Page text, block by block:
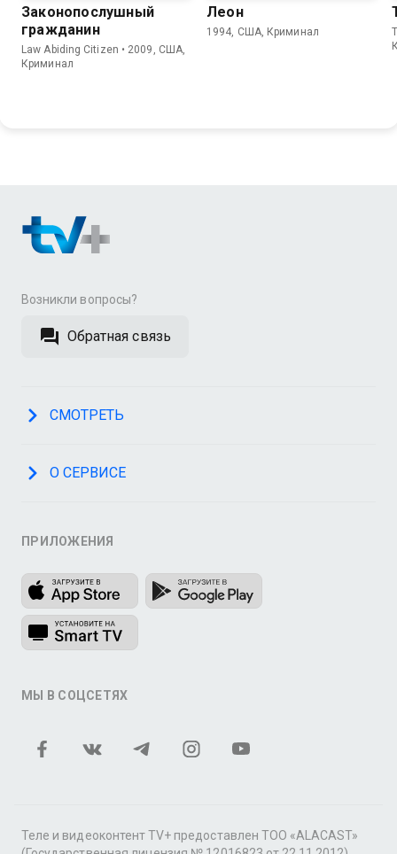
Законопослушный
гражданин
Law Abiding Citizen • 2009, США,
Криминал
Леон
1994, США, Криминал
Возникли вопросы?
Обратная связь
СМОТРЕТЬ
О СЕРВИСЕ
ПРИЛОЖЕНИЯ
МЫ В СОЦСЕТЯХ
Теле и видеоконтент TV+ предоставлен ТОО «ALACAST»